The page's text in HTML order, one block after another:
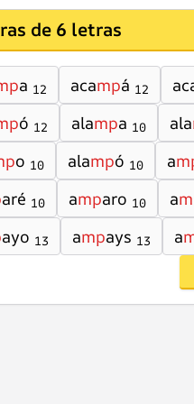
de 6 letras
a 12 acampá 12
ó 12 alampa 10 ala
o 10 alampó 10 a
aré 10 amparo 10 a
ayo 13 ampays 13 a